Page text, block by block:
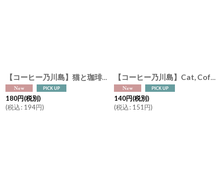
【コーヒー乃川島】猫と珈琲と本 ドリップバッグ デカフ コーヒー 8g カフェインレス 子猫
180円(税別)
(税込: 194円)
【コーヒー乃川島】Cat, Coffee and Book ドリップバッグ ブレンドコーヒー 8g マイルド ヨーロピアン スペシャル
140円(税別)
(税込: 151 円)